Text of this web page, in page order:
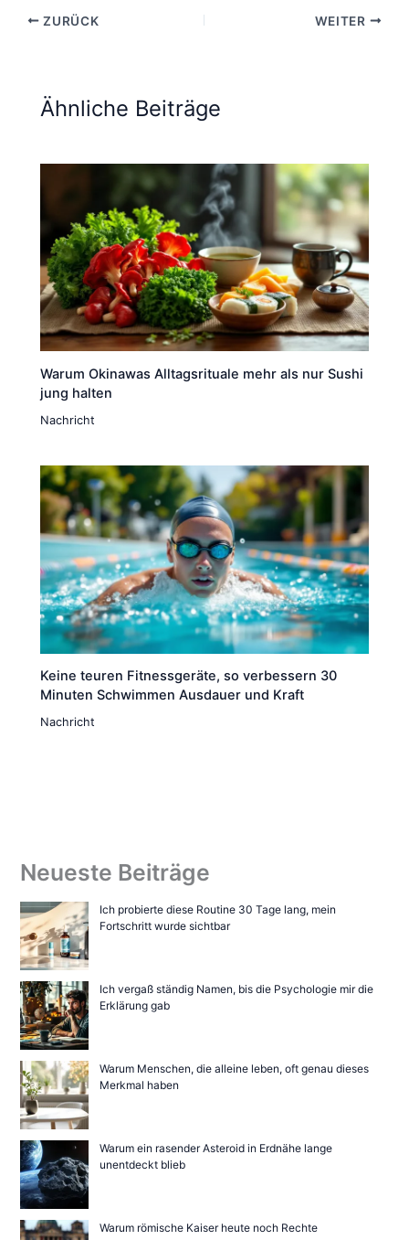
ZURÜCK WEITER
Ähnliche Beiträge
Warum Okinawas Alltagsrituale mehr als nur Sushi
jung halten
Nachricht
Keine teuren Fitnessgeräte, so verbessern 30
Minuten Schwimmen Ausdauer und Kraft
Nachricht
Neueste Beiträge
Ich probierte diese Routine 30 Tage lang, mein
Fortschritt wurde sichtbar
Ich vergaß ständig Namen, bis die Psychologie mir die
Erklärung gab
Warum Menschen, die alleine leben, oft genau dieses
Merkmal haben
Warum ein rasender Asteroid in Erdnähe lange
unentdeckt blieb
Warum römische Kaiser heute noch Rechte